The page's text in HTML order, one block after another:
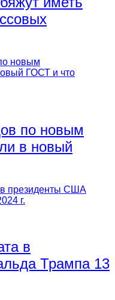
по новым
в новый
в
Трампа 13